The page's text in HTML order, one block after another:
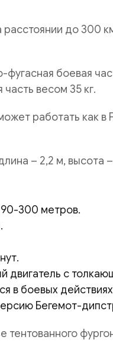
до 300
боевая
весом 35 кг.
работать как в
– 2,2 м, высота
90-300 метров.
двигатель с
в боевых
Бегемот-
тентованного